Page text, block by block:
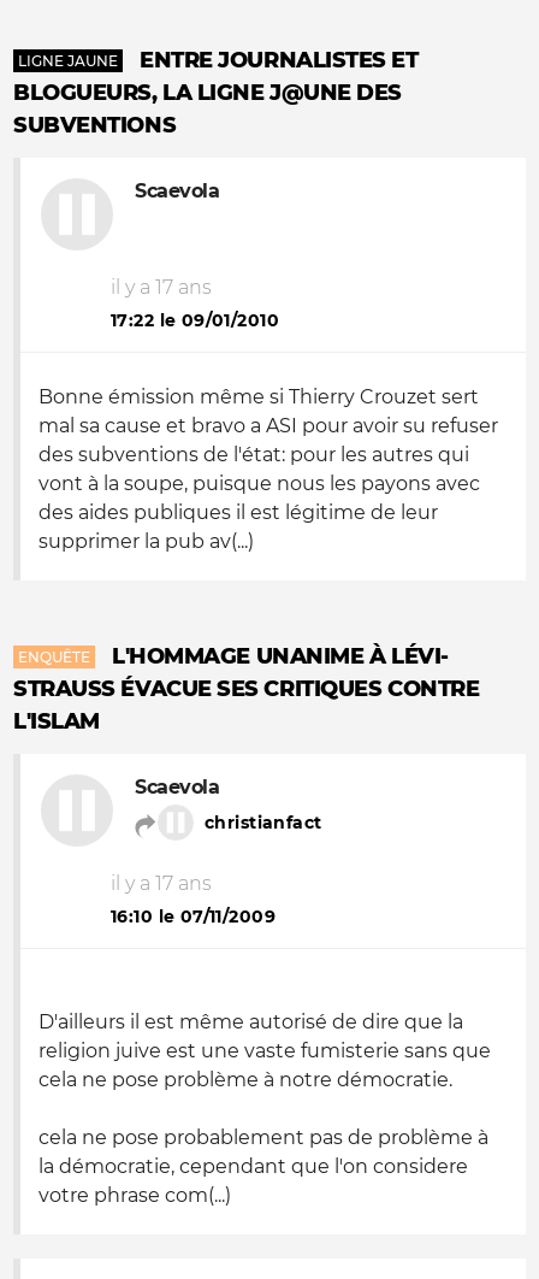
LIGNE JAUNE
ENTRE JOURNALISTES ET
BLOGUEURS, LA LIGNE J@UNE DES
SUBVENTIONS
Scaevola
il y a 17 ans
17:22 le 09/01/2010
Bonne émission même si Thierry Crouzet sert
mal sa cause et bravo a ASI pour avoir su refuser
des subventions de l'état: pour les autres qui
vont à la soupe, puisque nous les payons avec
des aides publiques il est légitime de leur
supprimer la pub av(...)
ENQUÊTE
L'HOMMAGE UNANIME À LÉVI-
STRAUSS ÉVACUE SES CRITIQUES CONTRE
L'ISLAM
Scaevola
christianfact
il y a 17 ans
16:10 le 07/11/2009
D'ailleurs il est même autorisé de dire que la
religion juive est une vaste fumisterie sans que
cela ne pose problème à notre démocratie.
cela ne pose probablement pas de problème à
la démocratie, cependant que l'on considere
votre phrase com(...)